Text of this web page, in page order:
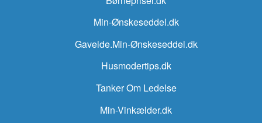
Min-Ønskeseddel.dk
Gaveide.Min-Ønskeseddel.dk
Husmodertips.dk
Tanker Om Ledelse
Min-Vinkælder.dk